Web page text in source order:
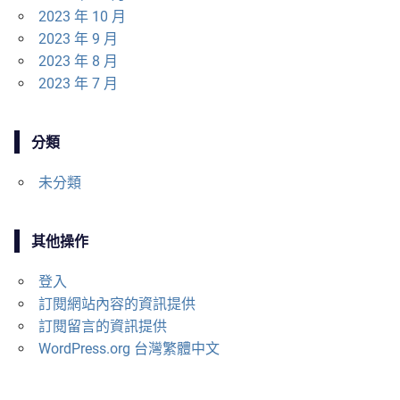
2023 年 10 月
2023 年 9 月
2023 年 8 月
2023 年 7 月
分類
未分類
其他操作
登入
訂閱網站內容的資訊提供
訂閱留言的資訊提供
WordPress.org 台灣繁體中文